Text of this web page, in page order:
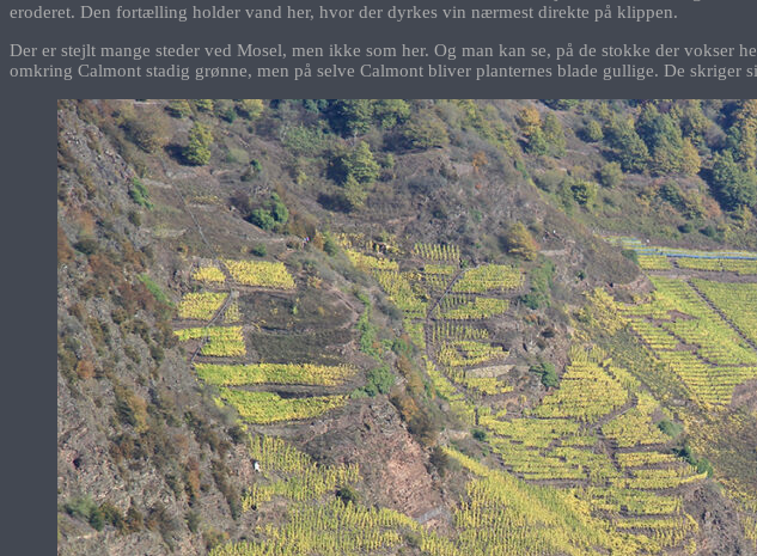
eroderet. Den fortælling holder vand her, hvor der dyrkes vin nærmest direkte på klippen.
Der er stejlt mange steder ved Mosel, men ikke som her. Og man kan se, på de stokke der
omkring Calmont stadig grønne, men på selve Calmont bliver planternes blade gullige. De skriger